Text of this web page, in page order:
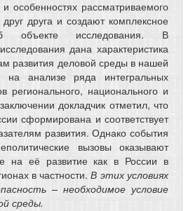
особенностях рассматриваемого
друга и создают комплексное
объекте исследования. В
дана характеристика
развития деловой среды в нашей
на анализе ряда интегральных
регионального, национального и
докладчик отметил, что
сформирована и соответствует
развития. Однако события
вызовы оказывают
на её развитие как в России в
в частности.В этих условиях
– необходимое условие
среды.